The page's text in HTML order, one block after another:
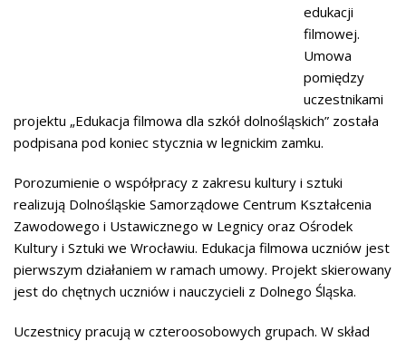
edukacji
filmowej.
Umowa
pomiędzy
uczestnikami
projektu „Edukacja filmowa dla szkół dolnośląskich” została
podpisana pod koniec stycznia w legnickim zamku.
Porozumienie o współpracy z zakresu kultury i sztuki
realizują Dolnośląskie Samorządowe Centrum Kształcenia
Zawodowego i Ustawicznego w Legnicy oraz Ośrodek
Kultury i Sztuki we Wrocławiu. Edukacja filmowa uczniów jest
pierwszym działaniem w ramach umowy. Projekt skierowany
jest do chętnych uczniów i nauczycieli z Dolnego Śląska.
Uczestnicy pracują w czteroosobowych grupach. W skład